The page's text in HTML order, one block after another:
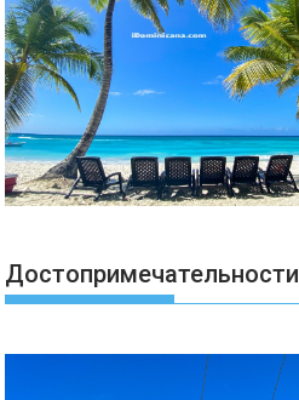
Достопримечательности